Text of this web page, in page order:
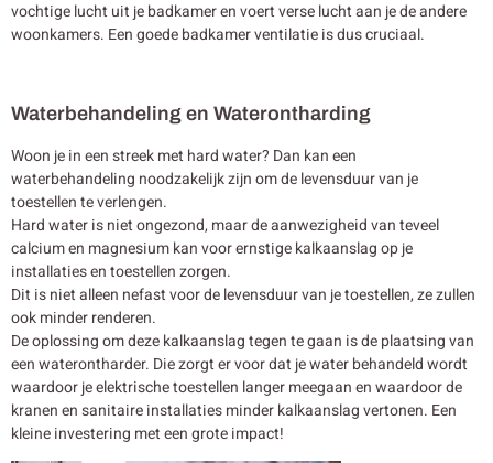
vochtige lucht uit je badkamer en voert verse lucht aan je de andere
woonkamers. Een goede badkamer ventilatie is dus cruciaal.
Waterbehandeling en Waterontharding
Woon je in een streek met hard water? Dan kan een
waterbehandeling noodzakelijk zijn om de levensduur van je
toestellen te verlengen.
Hard water is niet ongezond, maar de aanwezigheid van teveel
calcium en magnesium kan voor ernstige kalkaanslag op je
installaties en toestellen zorgen.
Dit is niet alleen nefast voor de levensduur van je toestellen, ze zullen
ook minder renderen.
De oplossing om deze kalkaanslag tegen te gaan is de plaatsing van
een waterontharder. Die zorgt er voor dat je water behandeld wordt
waardoor je elektrische toestellen langer meegaan en waardoor de
kranen en sanitaire installaties minder kalkaanslag vertonen. Een
kleine investering met een grote impact!